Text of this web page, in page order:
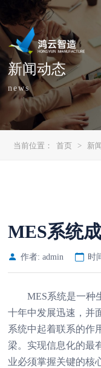
新闻动态
news
当前位置： 首页 > 新
MES系统
作者: admin 时
MES系统是一种生
十年中发展迅速，并
系统中起着联系的作
梁。实现信息化的最
业必须掌握关键的核